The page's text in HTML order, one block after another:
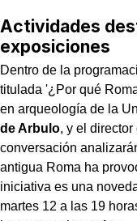
Actividades
exposiciones
Dentro de la
titulada '¿Por qué
en arqueología de la
de Arbulo, y el director
conversación
antigua Roma ha
iniciativa es una
martes 12 a las 19